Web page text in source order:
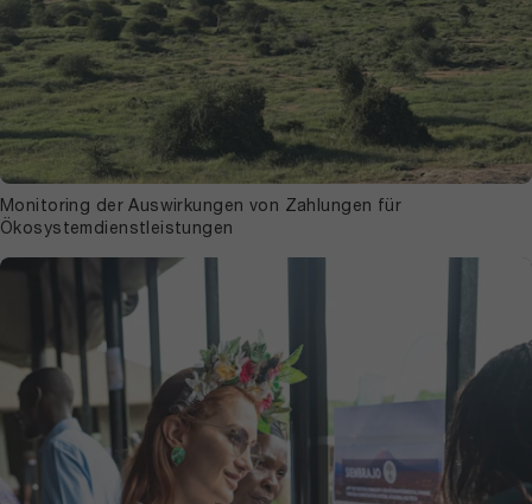
Monitoring der Auswirkungen von Zahlungen für
Ökosystemdienstleistungen